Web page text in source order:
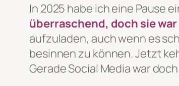
In 2025 habe ich eine Pause
überraschend, doch sie
aufzuladen, auch wenn es
besinnen zu können. Jetzt
Gerade Social Media war